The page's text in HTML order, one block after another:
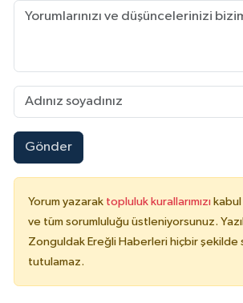
Gönder
Yorum yazarak topluluk kurallarımızı
ve tüm sorumluluğu üstleniyorsunuz.
Zonguldak Ereğli Haberleri hiçbir şekilde
tutulamaz.